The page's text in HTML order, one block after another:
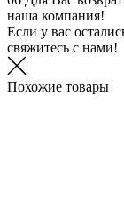
наша компания!
Если у вас
свяжитесь с нами!
Похожие товары